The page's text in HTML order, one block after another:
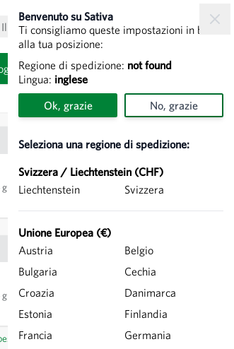
Il mio account Visualizza carrello
Benvenuto su Sativa
Ti consigliamo queste impostazioni in base
alla tua posizione:
Regione di spedizione: not found
Lingua: inglese
Ok, grazie No, grazie
Seleziona una regione di spedizione:
Svizzera / Liechtenstein (CHF)
Liechtenstein
Svizzera
Unione Europea (€)
Austria
Belgio
Bulgaria
Cechia
Croazia
Danimarca
Estonia
Finlandia
Francia
Germania
giorni
3,00 €
AGGIUNGI AL CARRELLO
giorni
AGGIUNGI AL CARRELLO
di spedizione del paese del fornitore